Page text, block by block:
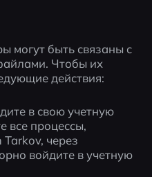
могут быть связаны с
Чтобы их
действия:
в свою учетную
все процессы,
через
войдите в учетную